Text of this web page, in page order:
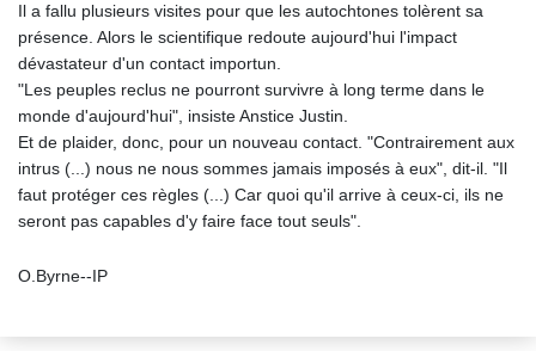
Il a fallu plusieurs visites pour que les autochtones tolèrent sa
présence. Alors le scientifique redoute aujourd'hui l'impact
dévastateur d'un contact importun.
"Les peuples reclus ne pourront survivre à long terme dans le
monde d'aujourd'hui", insiste Anstice Justin.
Et de plaider, donc, pour un nouveau contact. "Contrairement aux
intrus (...) nous ne nous sommes jamais imposés à eux", dit-il. "Il
faut protéger ces règles (...) Car quoi qu'il arrive à ceux-ci, ils ne
seront pas capables d'y faire face tout seuls".
O.Byrne--IP